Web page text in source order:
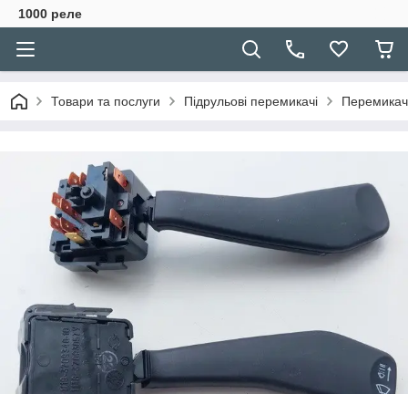
1000 реле
Товари та послуги Підрульові перемикачі